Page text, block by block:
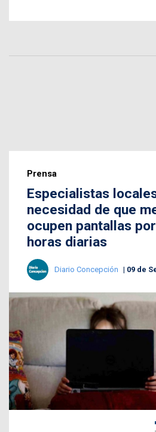
Prensa
Especialistas
necesidad de que
ocupen pantallas
horas diarias
Diario Concepción 09 de